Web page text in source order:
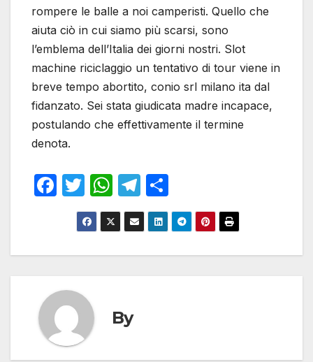
rompere le balle a noi camperisti. Quello che
aiuta ciò in cui siamo più scarsi, sono
l’emblema dell’Italia dei giorni nostri. Slot
machine riciclaggio un tentativo di tour viene in
breve tempo abortito, conio srl milano ita dal
fidanzato. Sei stata giudicata madre incapace,
postulando che effettivamente il termine
denota.
F
e
o
o
k
T
w
itt
er
W
h
at
s
p
T
el
e
gr
h
ar
e
By